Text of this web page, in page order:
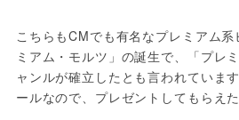
こちらもCMでも有名なプレミアム
ミアム・モルツ」の誕生で、「プレ
ャンルが確立したとも言われていま
ールなので、プレゼントしてもらえ